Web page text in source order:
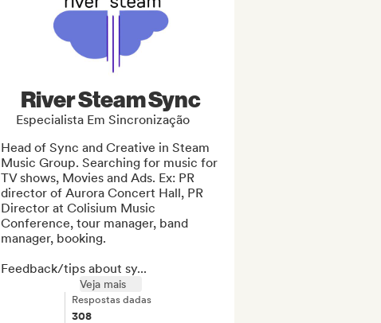
River Steam Sync
Especialista Em Sincronização
Head of Sync and Creative in Steam
Music Group. Searching for music for
TV shows, Movies and Ads. Ex: PR
director of Aurora Concert Hall, PR
Director at Colisium Music
Conference, tour manager, band
manager, booking.
Feedback/tips about sy...
Veja mais
Respostas dadas
308